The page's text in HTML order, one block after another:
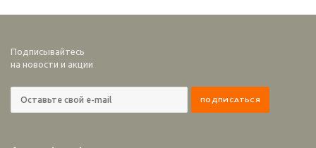
Подписывайтесь
на новости и акции